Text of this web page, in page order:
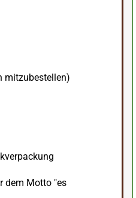
mitzubestellen)
dem Motto "es